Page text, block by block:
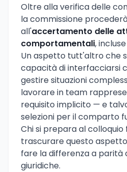
Oltre alla verifica delle
la commissione
all'accertamento delle
comportamentali,
Un aspetto tutt'altro che
capacità di interfacciarsi
gestire situazioni
lavorare in team
requisito implicito — e
selezioni per il comparto
Chi si prepara al
trascurare questo aspetto
fare la differenza a parità
giuridiche.